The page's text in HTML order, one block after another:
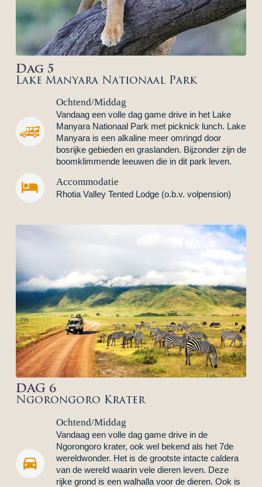
Dag 5
Lake Manyara Nationaal Park
Ochtend/Middag
Vandaag een volle dag game drive in het Lake
Manyara Nationaal Park met picknick lunch. Lake
Manyara is een alkaline meer omringd door
bosrijke gebieden en graslanden. Bijzonder zijn de
boomklimmende leeuwen die in dit park leven.

 Accommodatie
Rhotia Valley Tented Lodge (o.b.v. volpension)
DAG 6
Ngorongoro Krater


Ochtend/Middag
Vandaag een volle dag game drive in de
Ngorongoro krater, ook wel bekend als het 7de
wereldwonder. Het is de grootste intacte caldera
van de wereld waarin vele dieren leven. Deze
rijke grond is een walhalla voor de dieren. Ook is